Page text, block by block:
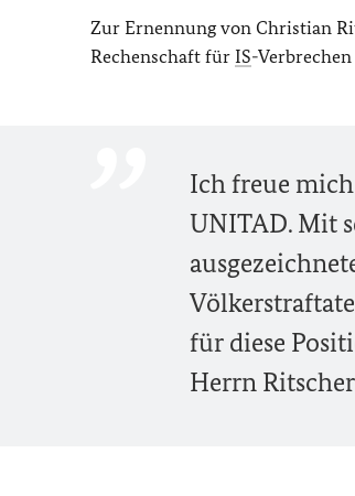
Zur Ernennung von Christian
Rechenschaft für IS-
Ich freue
UNITAD. Mit
für diese
Herrn